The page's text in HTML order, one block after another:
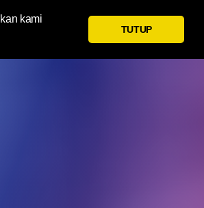
kami
TUTUP